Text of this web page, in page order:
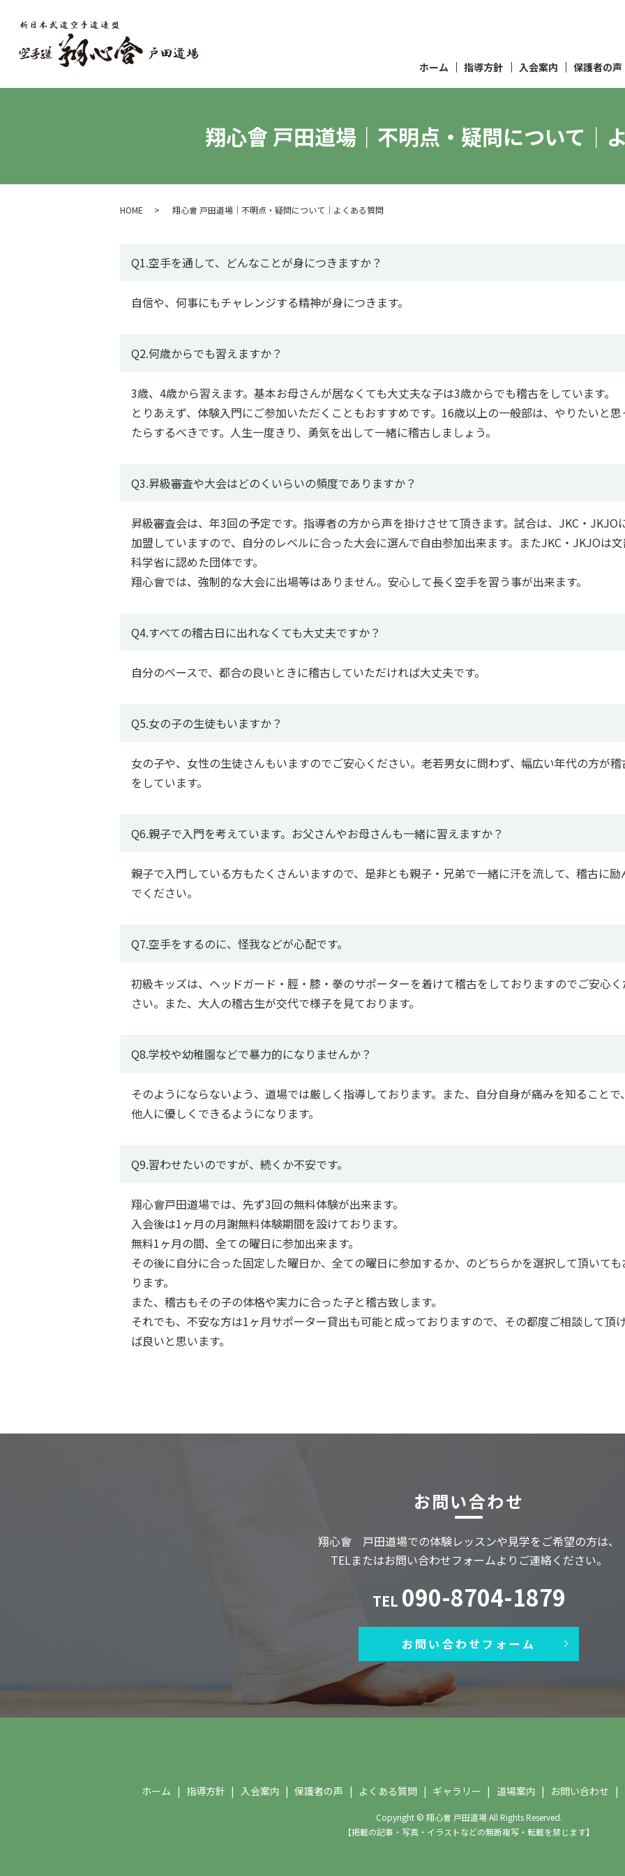
ホーム 指導方針 入会案内 保護者の声
翔心會 戸田道場｜不明点・疑問について｜
HOME 翔心會 戸田道場｜不明点・疑問について｜よくある質問
Q1.空手を通して、どんなことが身につきますか？
自信や、何事にもチャレンジする精神が身につきます。
Q2.何歳からでも習えますか？
3歳、4歳から習えます。基本お母さんが居なくても大丈夫な子は3歳からでも稽古をしています。
とりあえず、体験入門にご参加いただくこともおすすめです。16歳以上の一般部は、やりたいと思
たらするべきです。人生一度きり、勇気を出して一緒に稽古しましょう。
Q3.昇級審査や大会はどのくいらいの頻度でありますか？
昇級審査会は、年3回の予定です。指導者の方から声を掛けさせて頂きます。試合は、JKC・JKJO
加盟していますので、自分のレベルに合った大会に選んで自由参加出来ます。またJKC・JKJOは
科学省に認めた団体です。
翔心會では、強制的な大会に出場等はありません。安心して長く空手を習う事が出来ます。
Q4.すべての稽古日に出れなくても大丈夫ですか？
自分のペースで、都合の良いときに稽古していただければ大丈夫です。
Q5.女の子の生徒もいますか？
女の子や、女性の生徒さんもいますのでご安心ください。老若男女に問わず、幅広い年代の方が稽
をしています。
Q6.親子で入門を考えています。お父さんやお母さんも一緒に習えますか？
親子で入門している方もたくさんいますので、是非とも親子・兄弟で一緒に汗を流して、稽古に励
でください。
Q7.空手をするのに、怪我などが心配です。
初級キッズは、ヘッドガード・脛・膝・拳のサポーターを着けて稽古をしておりますのでご安心
さい。また、大人の稽古生が交代で様子を見ております。
Q8.学校や幼稚園などで暴力的になりませんか？
そのようにならないよう、道場では厳しく指導しております。また、自分自身が痛みを知ることで
他人に優しくできるようになります。
Q9.習わせたいのですが、続くか不安です。
翔心會戸田道場では、先ず3回の無料体験が出来ます。
入会後は1ヶ月の月謝無料体験期間を設けております。
無料1ヶ月の間、全ての曜日に参加出来ます。
その後に自分に合った固定した曜日か、全ての曜日に参加するか、のどちらかを選択して頂いても
ります。
また、稽古もその子の体格や実力に合った子と稽古致します。
それでも、不安な方は1ヶ月サポーター貸出も可能と成っておりますので、その都度ご相談して頂
ば良いと思います。
お問い合わせ
翔心會 戸田道場での体験レッスンや見学をご希望の方は、
TELまたはお問い合わせフォームよりご連絡ください。
TEL 090-8704-1879
お問い合わせフォーム
ホーム 指導方針 入会案内 保護者の声 よくある質問 ギャラリー 道場案内 お問い合わせ
Copyright © 翔心會 戸田道場 All Rights Reserved.
【掲載の記事・写真・イラストなどの無断複写・転載を禁じます】